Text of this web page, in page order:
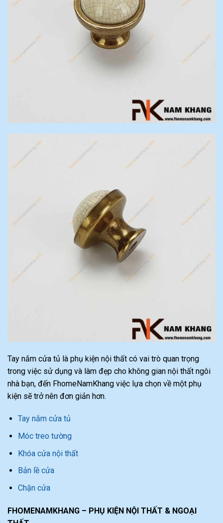
Tay nắm cửa tủ là phụ kiện nội thất có vai trò quan trọng
trong việc sử dụng và làm đẹp cho không gian nội thất ngôi
nhà bạn, đến FhomeNamKhang việc lựa chọn về một phụ
kiện sẽ trở nên đơn giản hơn.
Tay nắm cửa tủ
Móc treo tường
Khóa cửa nội thất
Bản lề cửa
Chặn cửa
FHOMENAMKHANG – PHỤ KIỆN NỘI THẤT & NGOẠI